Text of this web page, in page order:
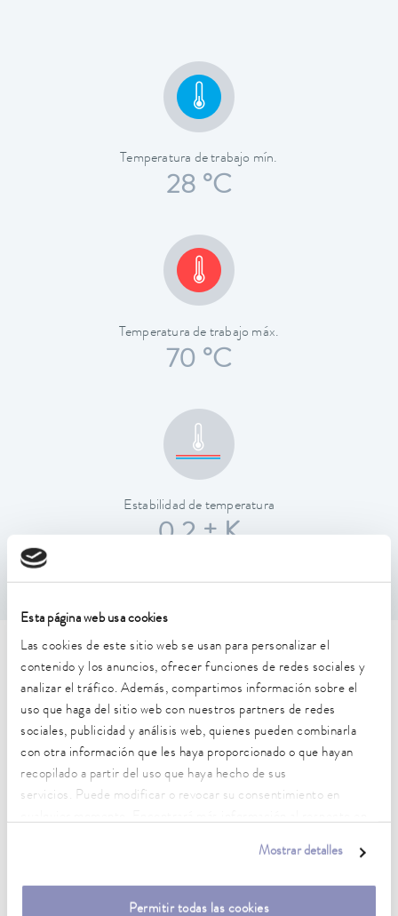
Esta página web usa cookies
Las cookies de este sitio web se usan para personalizar el
contenido y los anuncios, ofrecer funciones de redes sociales y
analizar el tráfico. Además, compartimos información sobre el
uso que haga del sitio web con nuestros partners de redes
sociales, publicidad y análisis web, quienes pueden combinarla
con otra información que les haya proporcionado o que hayan
recopilado a partir del uso que haya hecho de sus
servicios. Puede modificar o revocar su consentimiento en
Mostrar detalles
Permitir todas las cookies
Temperatura de trabajo mín.
28 °C
Temperatura de trabajo máx.
70 °C
Estabilidad de temperatura
0,2 ± K
Características técnicas (según
DIN 12876)
Rango de temperatura de trabajo
28 ... 70 °C
Temperatura ambiente